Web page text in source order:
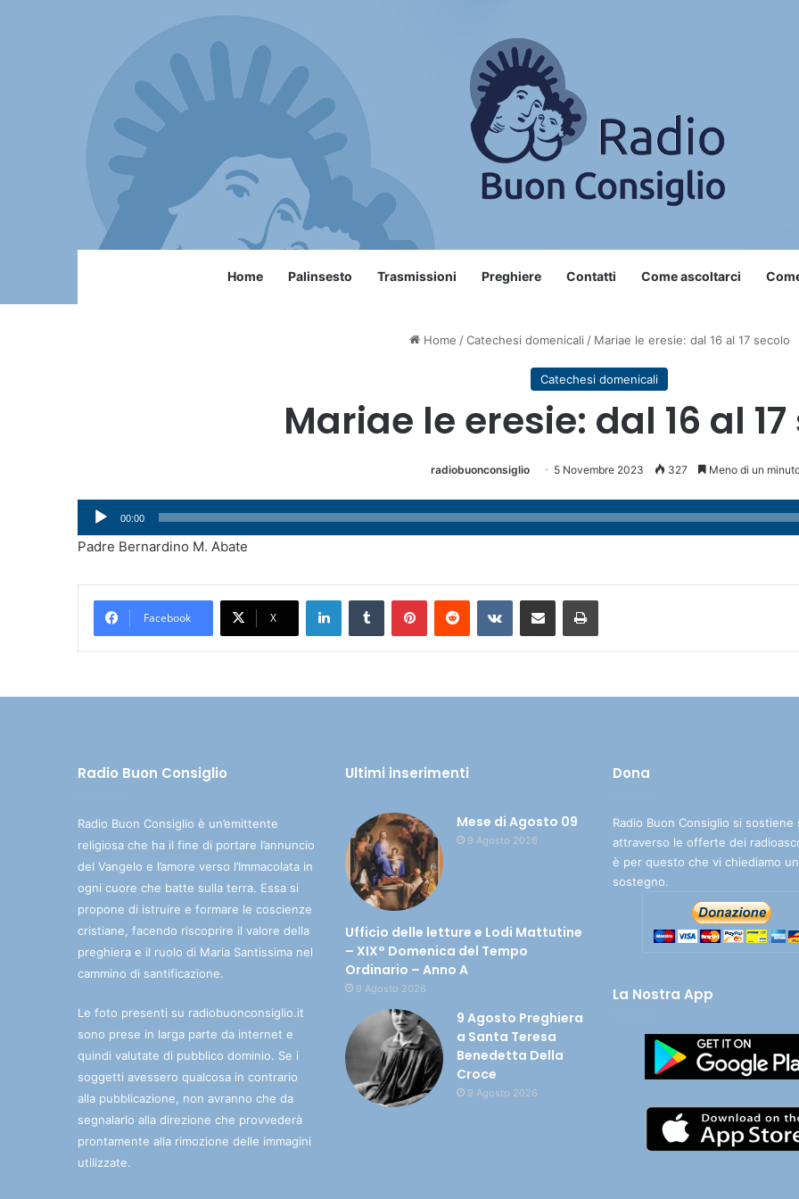
Home Palinsesto Trasmissioni Preghiere Contatti Come ascoltarci
Home / Catechesi domenicali / Mariae le eresie: dal 16 al 17 secolo
Catechesi domenicali
Mariae le eresie: dal 16 al
radiobuonconsiglio 5 Novembre 2023 327 Meno di un
Audio
Player
00:00
Padre Bernardino M. Abate
Facebook X
Radio Buon Consiglio
Radio Buon Consiglio è un’emittente
religiosa che ha il fine di portare l’annuncio
del Vangelo e l’amore verso l’Immacolata in
ogni cuore che batte sulla terra. Essa si
propone di istruire e formare le coscienze
cristiane, facendo riscoprire il valore della
preghiera e il ruolo di Maria Santissima nel
cammino di santificazione.
Le foto presenti su radiobuonconsiglio.it
sono prese in larga parte da internet e
quindi valutate di pubblico dominio. Se i
soggetti avessero qualcosa in contrario
alla pubblicazione, non avranno che da
segnalarlo alla direzione che provvederà
prontamente alla rimozione delle immagini
utilizzate.
Ultimi inserimenti
Mese di Agosto 09
9 Agosto 2026
Ufficio delle letture e Lodi Mattutine
– XIX° Domenica del Tempo
Ordinario – Anno A
9 Agosto 2026
9 Agosto Preghiera
a Santa Teresa
Benedetta Della
Croce
9 Agosto 2026
Dona
Radio Buon Consiglio si sostiene
attraverso le offerte dei
è per questo che vi chiediamo un
sostegno.
La Nostra App